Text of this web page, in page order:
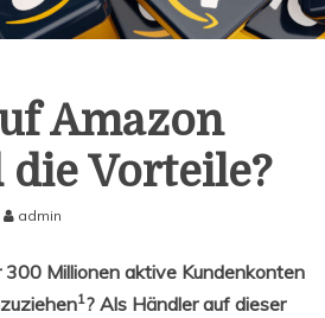
Amazon
Vorteile?
admin
Millionen aktive Kundenkonten
1? Als Händler auf dieser